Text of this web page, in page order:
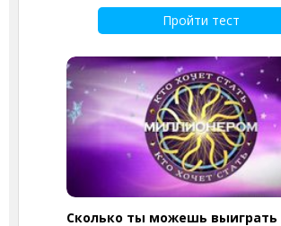
Пройти тест
Сколько ты можешь выиграть